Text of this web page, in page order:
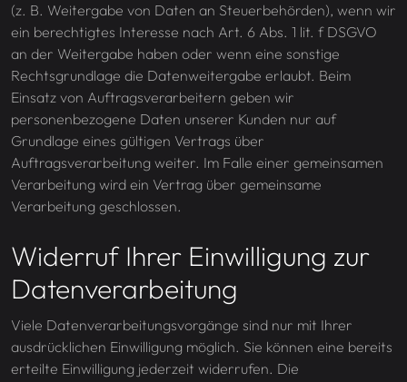
(z. B. Weitergabe von Daten an Steuerbehörden), wenn wir
ein berechtigtes Interesse nach Art. 6 Abs. 1 lit. f DSGVO
an der Weitergabe haben oder wenn eine sonstige
Rechtsgrundlage die Datenweitergabe erlaubt. Beim
Einsatz von Auftragsverarbeitern geben wir
personenbezogene Daten unserer Kunden nur auf
Grundlage eines gültigen Vertrags über
Auftragsverarbeitung weiter. Im Falle einer gemeinsamen
Verarbeitung wird ein Vertrag über gemeinsame
Verarbeitung geschlossen.
Widerruf Ihrer Einwilligung zur
Datenverarbeitung
Viele Datenverarbeitungsvorgänge sind nur mit Ihrer
ausdrücklichen Einwilligung möglich. Sie können eine bereits
erteilte Einwilligung jederzeit widerrufen. Die